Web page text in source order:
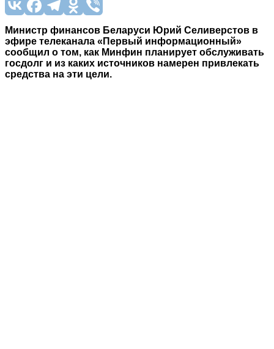
Министр финансов Беларуси Юрий Селиверстов в
эфире телеканала «Первый информационный»
сообщил о том, как Минфин планирует обслуживать
госдолг и из каких источников намерен привлекать
средства на эти цели.